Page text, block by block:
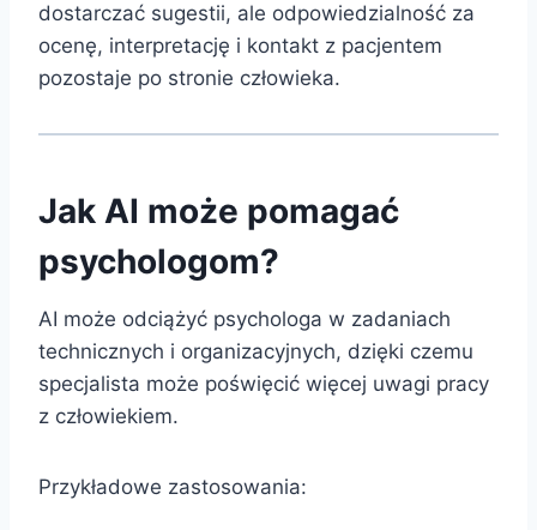
dostarczać sugestii, ale odpowiedzialność za
ocenę, interpretację i kontakt z pacjentem
pozostaje po stronie człowieka.
Jak AI może pomagać
psychologom?
AI może odciążyć psychologa w zadaniach
technicznych i organizacyjnych, dzięki czemu
specjalista może poświęcić więcej uwagi pracy
z człowiekiem.
Przykładowe zastosowania: